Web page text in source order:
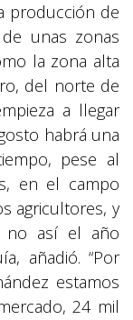
producción de
unas zonas
la zona alta
del norte de
a llegar
habrá una
pese al
en el campo
agricultores, y
no así el año
añadió. “Por
estamos
24 mil